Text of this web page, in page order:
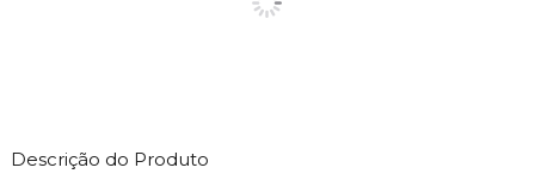
Descrição do Produto